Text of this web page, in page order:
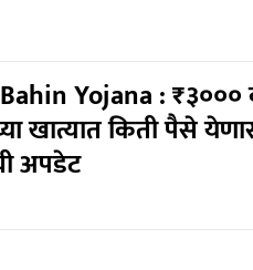
Yojana : ₹३०००
खात्यात किती पैसे
अपडेट